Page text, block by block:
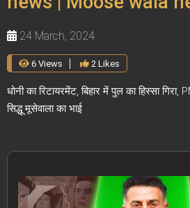
24 March, 2024
6 Views 2 Likes
धोनी का रिटायरमेंट, बिहार में पुल का हिस्सा गिरा,
सिद्धू मूसेवाला का भाई